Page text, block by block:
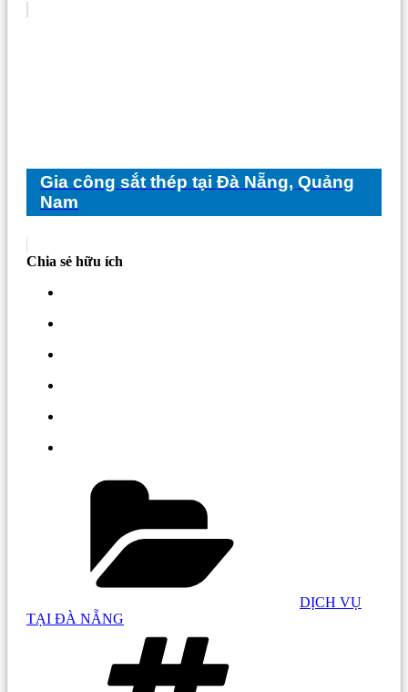
Gia công sắt thép tại Đà Nẵng, Quảng
Nam
Chia sẻ hữu ích
DỊCH VỤ
TẠI ĐÀ NẴNG